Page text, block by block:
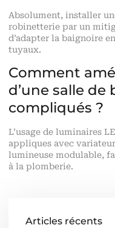
Absolument, installer
robinetterie par un
d’adapter la baignoire
tuyaux.
Comment
d’une salle de
compliqués ?
L’usage de luminaires
appliques avec
lumineuse modulable,
à la plomberie.
Articles récents